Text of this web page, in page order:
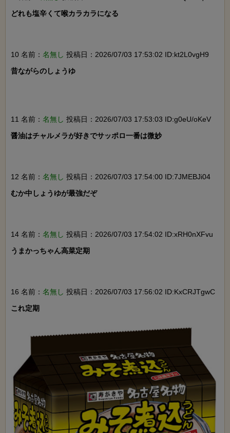
どれも塩辛くて喉カラカラになる
10 名前： 名無し 投稿日：2026/07/03 17:53:02 ID:kt2L0vgH9
昔ながらのしょうゆ
11 名前： 名無し 投稿日：2026/07/03 17:53:03 ID:g0eU/oKeV
醤油はチャルメラが好きでサッポロ一番は微妙
12 名前： 名無し 投稿日：2026/07/03 17:54:00 ID:7JMEBJi04
むか中しょうゆが最強だぞ
14 名前： 名無し 投稿日：2026/07/03 17:54:02 ID:xRH0nXFvu
うまかっちゃん高菜定期
16 名前： 名無し 投稿日：2026/07/03 17:56:02 ID:KxCRJTgwC